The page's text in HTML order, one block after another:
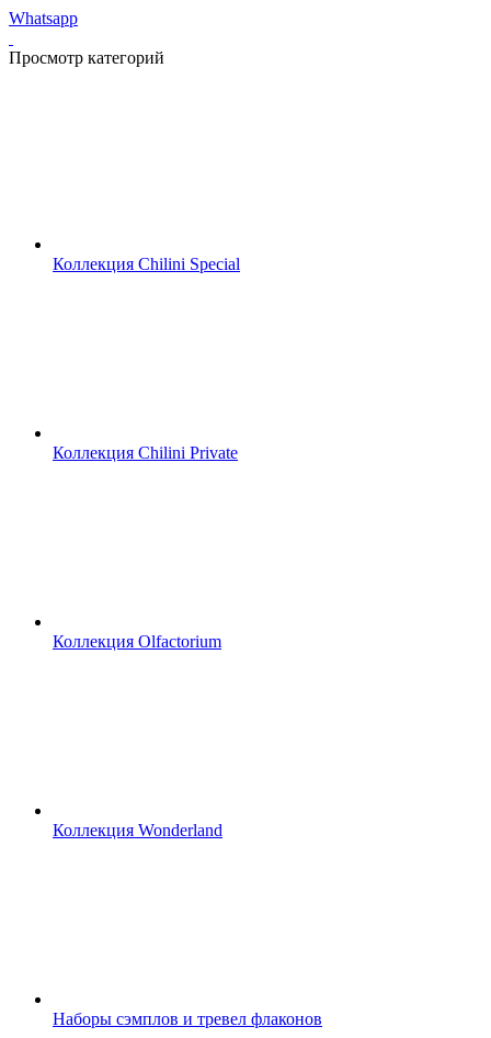
Whatsapp
Просмотр категорий
Коллекция Chilini Special
Коллекция Chilini Private
Коллекция Olfactorium
Коллекция Wonderland
Наборы сэмплов и тревел флаконов